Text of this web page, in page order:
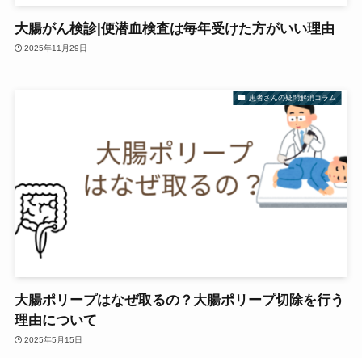
大腸がん検診|便潜血検査は毎年受けた方がいい理由
2025年11月29日
患者さんの疑問解消コラム
大腸ポリープはなぜ取るの？大腸ポリープ切除を行う
理由について
2025年5月15日